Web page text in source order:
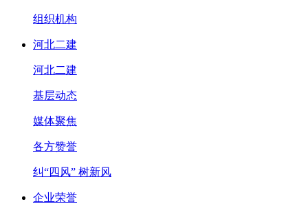
组织机构
河北二建
河北二建
基层动态
媒体聚焦
各方赞誉
纠“四风” 树新风
企业荣誉